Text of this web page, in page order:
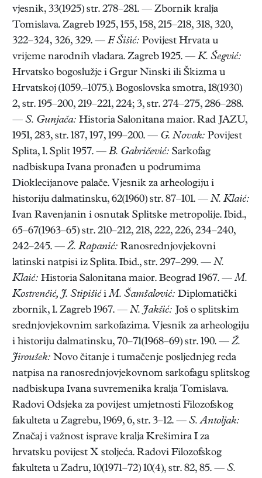
vjesnik, 33(1925) str. 278–281. — Zbornik kralja
Tomislava. Zagreb 1925, 155, 158, 215–218, 318, 320,
322–324, 326, 329. — F. Šišić: Povijest Hrvata u
vrijeme narodnih vladara. Zagreb 1925. — K. Šegvić:
Hrvatsko bogoslužje i Grgur Ninski ili Škizma u
Hrvatskoj (1059.–1075.). Bogoslovska smotra, 18(1930)
2, str. 195–200, 219–221, 224; 3, str. 274–275, 286–288.
— S. Gunjača: Historia Salonitana maior. Rad JAZU,
1951, 283, str. 187, 197, 199–200. — G. Novak: Povijest
Splita, 1. Split 1957. — B. Gabričević: Sarkofag
nadbiskupa Ivana pronađen u podrumima
Dioklecijanove palače. Vjesnik za arheologiju i
historiju dalmatinsku, 62(1960) str. 87–101. — N. Klaić:
Ivan Ravenjanin i osnutak Splitske metropolije. Ibid.,
65–67(1963–65) str. 210–212, 218, 222, 226, 234–240,
242–245. — Ž. Rapanić: Ranosrednjovjekovni
latinski natpisi iz Splita. Ibid., str. 297–299. — N.
Klaić: Historia Salonitana maior. Beograd 1967. —M.
Kostrenčić, J. Stipišić iM. Šamšalović: Diplomatički
zbornik, 1. Zagreb 1967. — N. Jakšić: Još o splitskim
srednjovjekovnim sarkofazima. Vjesnik za arheologiju
i historiju dalmatinsku, 70–71(1968–69) str. 190. — Ž.
Jiroušek: Novo čitanje i tumačenje posljednjeg reda
natpisa na ranosrednjovjekovnom sarkofagu splitskog
nadbiskupa Ivana suvremenika kralja Tomislava.
Radovi Odsjeka za povijest umjetnosti Filozofskog
fakulteta u Zagrebu, 1969, 6, str. 3–12. — S. Antoljak:
Značaj i važnost isprave kralja Krešimira I za
hrvatsku povijest X stoljeća. Radovi Filozofskog
fakulteta u Zadru, 10(1971–72) 10(4), str. 82, 85. — S.